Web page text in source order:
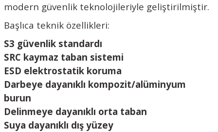
modern güvenlik teknolojileriyle geliştirilmiştir.
Başlıca teknik özellikleri:
S3 güvenlik standardı
SRC kaymaz taban sistemi
ESD elektrostatik koruma
Darbeye dayanıklı kompozit/alüminyum
burun
Delinmeye dayanıklı orta taban
Suya dayanıklı dış yüzey